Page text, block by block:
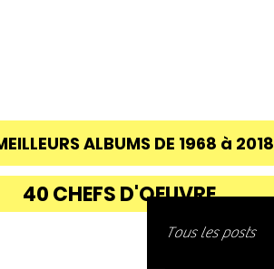
ALBUMS DE 1968 à 2018
40 CHEFS D'OEUVRE
Tous les posts